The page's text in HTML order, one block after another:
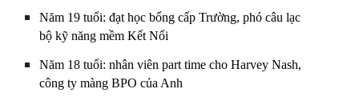
Năm 19 tuổi: đạt học bổng cấp Trường, phó câu lạc
bộ kỹ năng mềm Kết Nối
Năm 18 tuổi: nhân viên part time cho Harvey Nash,
công ty màng BPO của Anh